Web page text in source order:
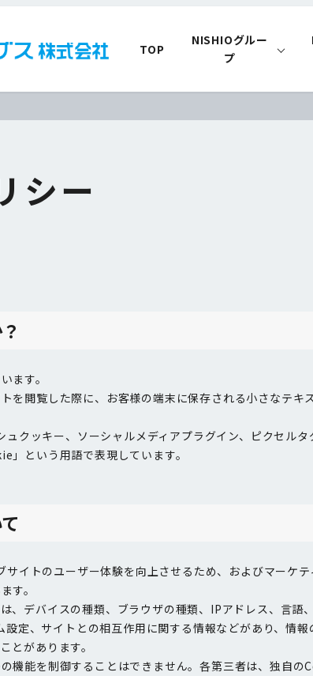
TOP
NISHIOグルー
プ
シー
ます。
を閲覧した際に、お客様の端末に保存される小さなテキ
クッキー、ソーシャルメディアプラグイン、ピクセルタ
」という用語で表現しています。
イトのユーザー体験を向上させるため、およびマーケテ
す。
、デバイスの種類、ブラウザの種類、IPアドレス、言語
定、サイトとの相互作用に関する情報などがあり、情報
とがあります。
機能を制御することはできません。各第三者は、独自の